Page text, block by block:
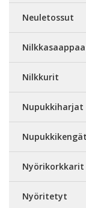
Neuletossut
Nilkkurit
Nupukkiharjat
Nupukkikengät
Nyörikorkkarit
Nyöritetyt